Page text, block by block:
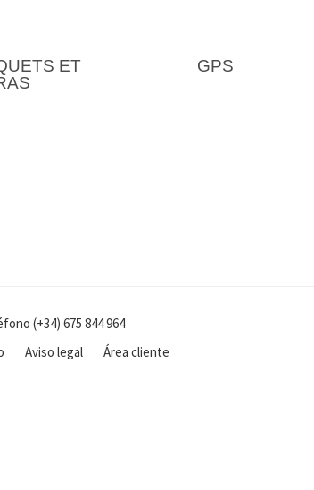
ET
GPS
(+34) 675 844 964
Aviso legal Área cliente